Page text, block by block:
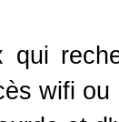
qui
wifi